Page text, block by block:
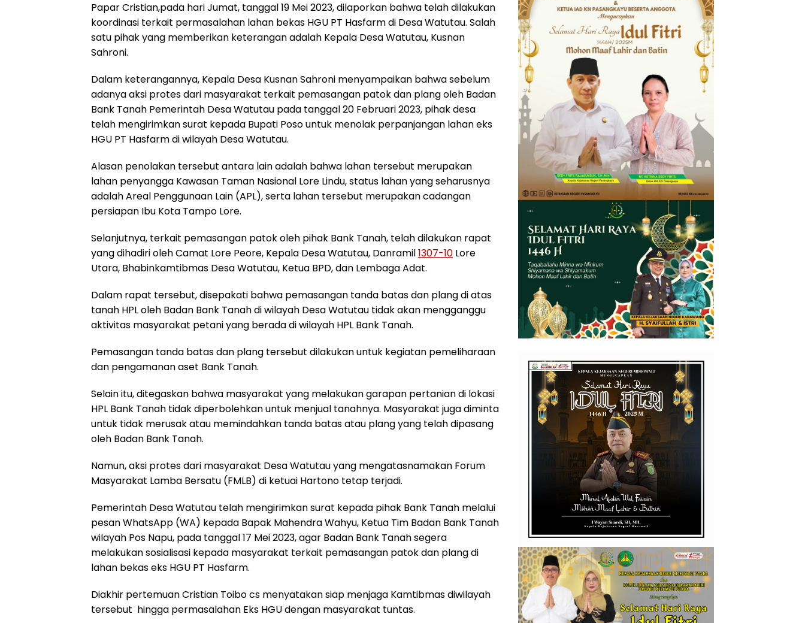
Papar Cristian,pada hari Jumat, tanggal 19 Mei 2023, dilaporkan bahwa telah dilakukan
koordinasi terkait permasalahan lahan bekas HGU PT Hasfarm di Desa Watutau. Salah
satu pihak yang memberikan keterangan adalah Kepala Desa Watutau, Kusnan
Sahroni.
Dalam keterangannya, Kepala Desa Kusnan Sahroni menyampaikan bahwa sebelum
adanya aksi protes dari masyarakat terkait pemasangan patok dan plang oleh Badan
Bank Tanah Pemerintah Desa Watutau pada tanggal 20 Februari 2023, pihak desa
telah mengirimkan surat kepada Bupati Poso untuk menolak perpanjangan lahan eks
HGU PT Hasfarm di wilayah Desa Watutau.
Alasan penolakan tersebut antara lain adalah bahwa lahan tersebut merupakan
lahan penyangga Kawasan Taman Nasional Lore Lindu, status lahan yang seharusnya
adalah Areal Penggunaan Lain (APL), serta lahan tersebut merupakan cadangan
persiapan Ibu Kota Tampo Lore.
Selanjutnya, terkait pemasangan patok oleh pihak Bank Tanah, telah dilakukan rapat
yang dihadiri oleh Camat Lore Peore, Kepala Desa Watutau, Danramil1307-10 Lore
Utara, Bhabinkamtibmas Desa Watutau, Ketua BPD, dan Lembaga Adat.
Dalam rapat tersebut, disepakati bahwa pemasangan tanda batas dan plang di atas
tanah HPL oleh Badan Bank Tanah di wilayah Desa Watutau tidak akan mengganggu
aktivitas masyarakat petani yang berada di wilayah HPL Bank Tanah.
Pemasangan tanda batas dan plang tersebut dilakukan untuk kegiatan pemeliharaan
dan pengamanan aset Bank Tanah.
Selain itu, ditegaskan bahwa masyarakat yang melakukan garapan pertanian di lokasi
HPL Bank Tanah tidak diperbolehkan untuk menjual tanahnya. Masyarakat juga diminta
untuk tidak merusak atau memindahkan tanda batas atau plang yang telah dipasang
oleh Badan Bank Tanah.
Namun, aksi protes dari masyarakat Desa Watutau yang mengatasnamakan Forum
Masyarakat Lamba Bersatu (FMLB) di ketuai Hartono tetap terjadi.
Pemerintah Desa Watutau telah mengirimkan surat kepada pihak Bank Tanah melalui
pesan WhatsApp (WA) kepada Bapak Mahendra Wahyu, Ketua Tim Badan Bank Tanah
wilayah Pos Napu, pada tanggal 17 Mei 2023, agar Badan Bank Tanah segera
melakukan sosialisasi kepada masyarakat terkait pemasangan patok dan plang di
lahan bekas eks HGU PT Hasfarm.
Diakhir pertemuan Cristian Toibo cs menyatakan siap menjaga Kamtibmas diwilayah
tersebut hingga permasalahan Eks HGU dengan masyarakat tuntas.